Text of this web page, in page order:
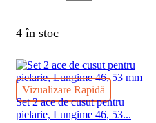
4 în stoc
Vizualizare Rapidă
Set 2 ace de cusut pentru
pielarie, Lungime 46, 53...